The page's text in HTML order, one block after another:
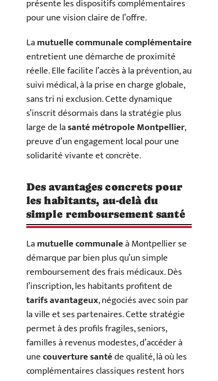
présente les dispositifs complémentaires
pour une vision claire de l’offre.
Lamutuelle communale complémentaire
entretient une démarche de proximité
réelle. Elle facilite l’accès à la prévention, au
suivi médical, à la prise en charge globale,
sans tri ni exclusion. Cette dynamique
s’inscrit désormais dans la stratégie plus
large de lasanté métropole Montpellier,
preuve d’un engagement local pour une
solidarité vivante et concrète.
Des avantages concrets pour
les habitants, au-delà du
simple remboursement santé
Lamutuelle communaleà Montpellier se
démarque par bien plus qu’un simple
remboursement des frais médicaux. Dès
l’inscription, les habitants profitent de
tarifs avantageux, négociés avec soin par
la ville et ses partenaires. Cette stratégie
permet à des profils fragiles, seniors,
familles à revenus modestes, d’accéder à
unecouverture santéde qualité, là où les
complémentaires classiques restent hors